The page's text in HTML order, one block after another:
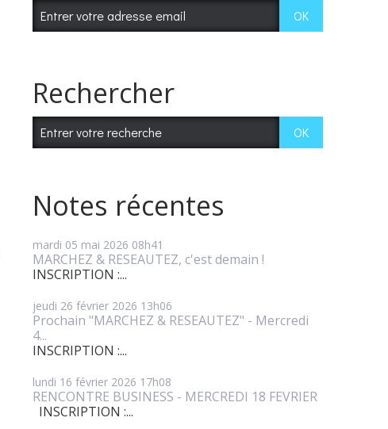
Rechercher
Notes récentes
mardi 05 mai 2026 08h41
MARCHEZ & RESEAUTEZ, c'est demain !
INSCRIPTION :...
jeudi 26 février 2026 13h06
Prochain "MARCHEZ & RESEAUTEZ" - Mercredi
4...
INSCRIPTION :...
lundi 16 février 2026 17h08
RENCONTRE BUSINESS - MERCREDI 18 FEVRIER
INSCRIPTION :...